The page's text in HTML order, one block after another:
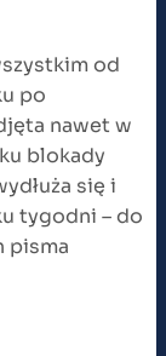
od
po
nawet w
blokady
się i
tygodni – do
pisma